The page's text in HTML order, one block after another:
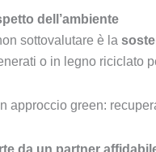
dell’ambiente
sottovalutare è la
o in legno riciclato
approccio green:
da un partner